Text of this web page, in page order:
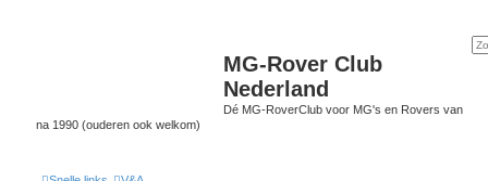
MG-Rover Club
Nederland
Dé MG-RoverClub voor MG's en Rovers van
na 1990 (ouderen ook welkom)